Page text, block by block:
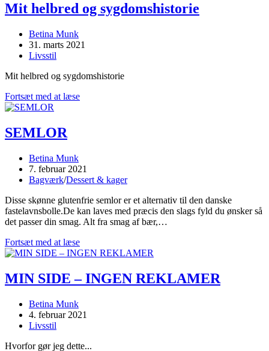
Hele
opskrifter
Mit helbred og sygdomshistorie
Post
author:
Betina Munk
Post
published:
31. marts 2021
Post
Livsstil
Mit helbred og sygdomshistorie
Fortsæt med at læseMit
SEMLOR
Post
author:
Betina Munk
Post
published:
7. februar 2021
Post
Bagværk/Dessert & kager
Disse skønne glutenfrie semlor er et alternativ til den danske
fastelavnsbolle.De kan laves med præcis den slags fyld du ønsker så
det passer din smag. Alt fra smag af bær,…
Fortsæt med at læseSEMLOR
MIN SIDE – INGEN REKLAMER
Post
author:
Betina Munk
Post
published:
4. februar 2021
Post
Livsstil
Hvorfor gør jeg dette...